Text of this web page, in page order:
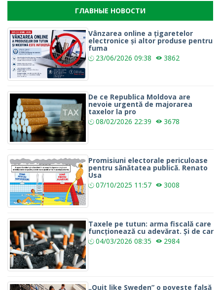
ГЛАВНЫЕ НОВОСТИ
Vânzarea online a țigaretelor
electronice și altor produse pentru
fuma
23/06/2026 09:38 3862
De ce Republica Moldova are
nevoie urgentă de majorarea
taxelor la pro
08/02/2026 22:39 3678
Promisiuni electorale periculoase
pentru sănătatea publică. Renato
Usa
07/10/2025 11:57 3008
Taxele pe tutun: arma fiscală care
funcționează cu adevărat. Și de car
04/03/2026 08:35 2984
„Quit like Sweden” o poveste falsă